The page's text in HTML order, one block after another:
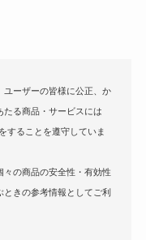
ユーザーの皆様に公正、か
る商品・サービスには
することを遵守していま
々の商品の安全性・有効性
ときの参考情報としてご利